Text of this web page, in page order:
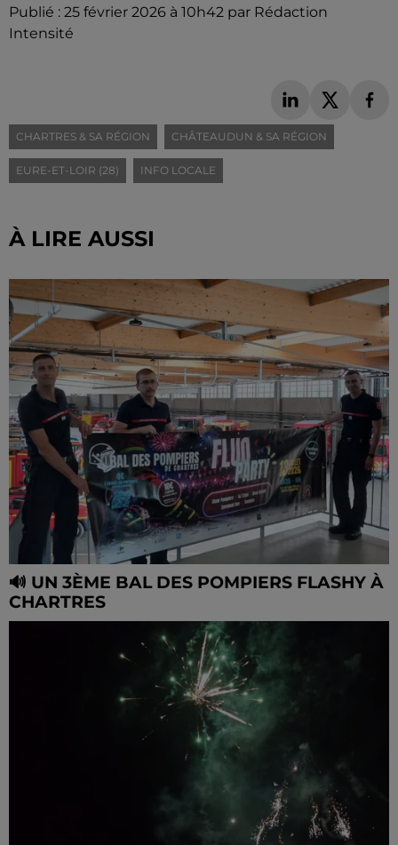
Publié : 25 février 2026 à 10h42 par Rédaction
Intensité
CHARTRES & SA RÉGION CHÂTEAUDUN & SA RÉGION
EURE-ET-LOIR (28) INFO LOCALE
À LIRE AUSSI
🔊 UN 3ÈME BAL DES POMPIERS FLASHY À
CHARTRES